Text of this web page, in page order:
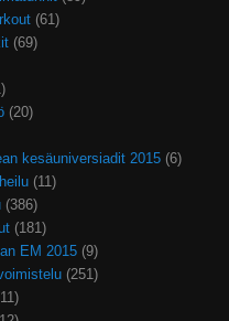
(61)
(69)
(20)
kesäuniversiadit 2015(6)
(11)
(386)
(181)
EM 2015 (9)
(251)